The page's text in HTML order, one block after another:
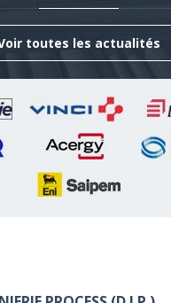
toutes les actualités